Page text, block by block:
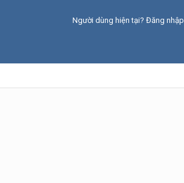
Người dùng hiện tại? Đăng nhập